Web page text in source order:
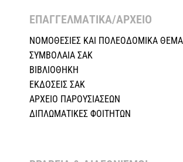
ΕΠΑΓΓΕΛΜΑΤΙΚΑ/ΑΡΧΕΙΟ ​
ΝΟΜΟΘΕΣΙΕΣ KAI ΠΟΛΕΟΔΟΜΙΚΑ
ΣΥΜΒΟΛΑΙΑ ΣΑΚ
ΒΙΒΛΙΟΘΗΚΗ
ΕΚΔΟΣΕΙΣ ΣΑΚ
ΑΡΧΕΙΟ ΠΑΡΟΥΣΙΑΣΕΩΝ
ΔΙΠΛΩΜΑΤΙΚΕΣ ΦΟΙΤΗΤΩΝ